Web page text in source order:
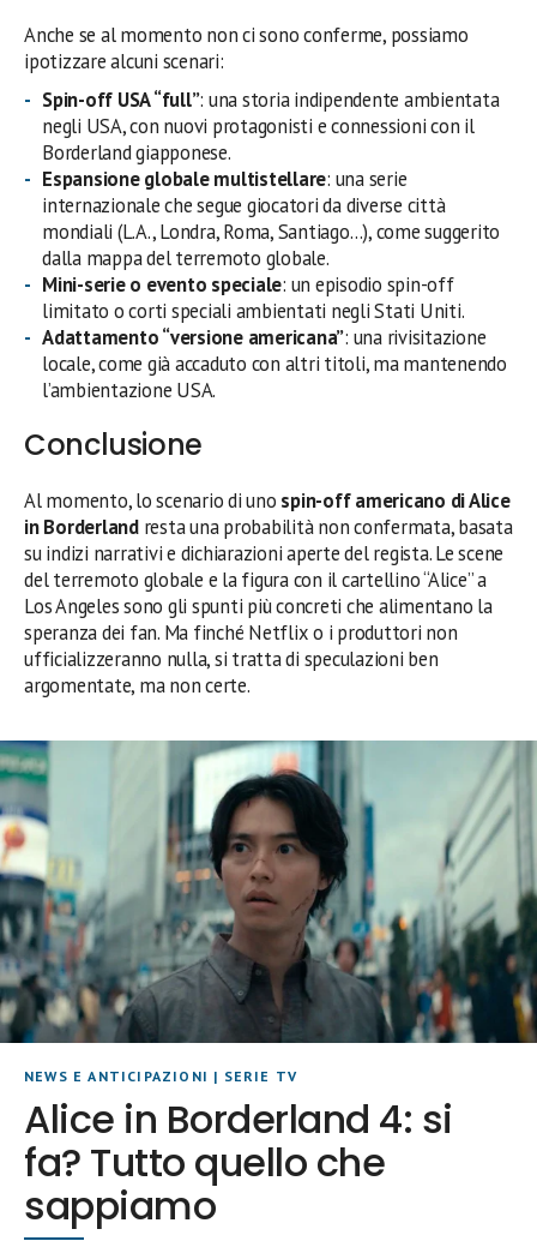
Anche se al momento non ci sono conferme, possiamo
ipotizzare alcuni scenari:
Spin-off USA “full”: una storia indipendente ambientata
negli USA, con nuovi protagonisti e connessioni con il
Borderland giapponese.
Espansione globale multistellare: una serie
internazionale che segue giocatori da diverse città
mondiali (L.A., Londra, Roma, Santiago…), come suggerito
dalla mappa del terremoto globale.
Mini-serie o evento speciale: un episodio spin-off
limitato o corti speciali ambientati negli Stati Uniti.
Adattamento “versione americana”: una rivisitazione
locale, come già accaduto con altri titoli, ma mantenendo
l’ambientazione USA.
Conclusione
Al momento, lo scenario di uno spin-off americano di Alice
in Borderlandresta una probabilità non confermata, basata
su indizi narrativi e dichiarazioni aperte del regista. Le scene
del terremoto globale e la figura con il cartellino “Alice” a
Los Angeles sono gli spunti più concreti che alimentano la
speranza dei fan. Ma finché Netflix o i produttori non
ufficializzeranno nulla, si tratta di speculazioni ben
argomentate, ma non certe.
NEWS E ANTICIPAZIONI | SERIE TV
Alice in Borderland 4: si
fa? Tutto quello che
sappiamo